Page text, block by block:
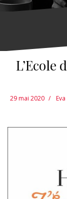
L’Ecole
29 mai 2020 Eva